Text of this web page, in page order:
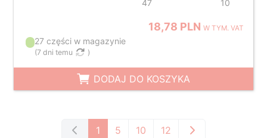
47 10
18,78 PLNW TYM. VAT
27 części w magazynie
(7 dni temu )
DODAJ DO KOSZYKA
1 5 10 12